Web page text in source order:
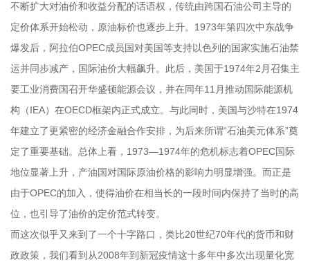
不断扩大对油价和收益分配的话语权，传统由跨国石油公司主导的
定价体系开始松动，原油标价也逐步上升。1973年第四次中东战争
爆发后，阿拉伯OPEC成员国对美国等支持以色列的国家实施石油禁
运并同步减产，国际油价大幅飙升。此后，美国于1974年2月召集主
要工业消费国召开华盛顿能源会议，并在同年11月推动国际能源机
构（IEA）在OECD框架内正式成立。与此同时，美国与沙特在1974
年建立了更紧密的经济金融合作安排，为后来所谓“石油美元体系”奠
定了重要基础。总体上看，1973—1974年的危机标志着OPEC国际
地位显著上升，产油国对国际原油价格的影响力明显增强。而正是
由于OPEC的加入，使得油价在相当长的一段时间内保持了当时的高
位，也引导了油价的定价范式转变。
而这次似乎又来到了一个十字路口，类比20世纪70年代的货币和财
政政策，我们看到从2008年到新冠疫情这十多年中多次出现量化宽